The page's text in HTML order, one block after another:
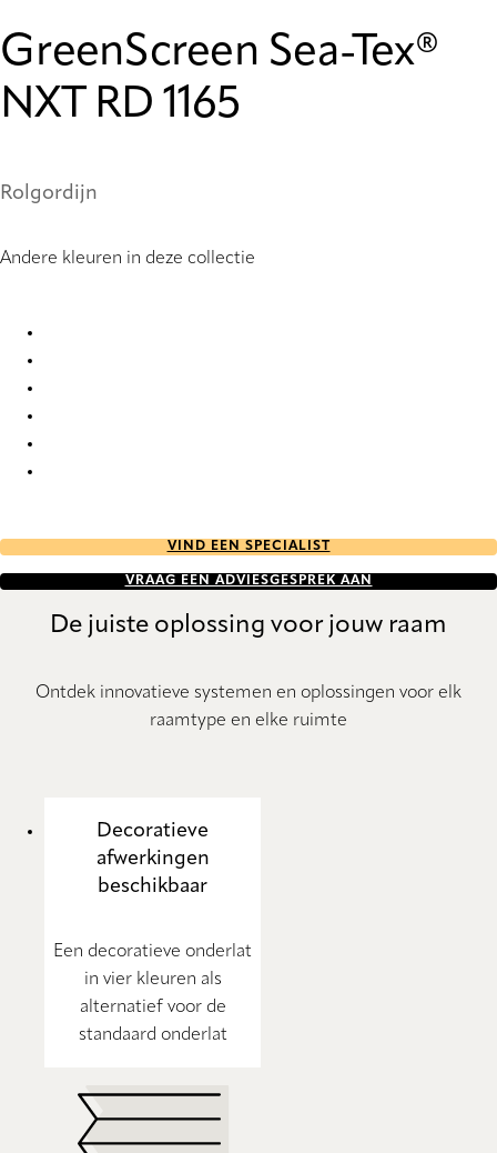
GreenScreen Sea-Tex®
NXT RD 1165
Rolgordijn
Andere kleuren in deze collectie
VIND EEN SPECIALIST
VRAAG EEN ADVIESGESPREK AAN
De juiste oplossing voor jouw raam
Ontdek innovatieve systemen en oplossingen voor elk
raamtype en elke ruimte
Decoratieve
afwerkingen
beschikbaar
Een decoratieve onderlat
in vier kleuren als
alternatief voor de
standaard onderlat